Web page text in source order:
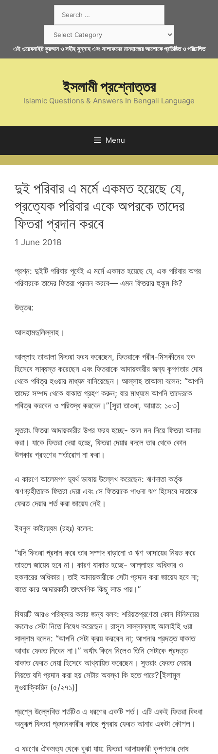
for:
এই ওয়েবসাইট কুরআন ও সহীহ সুন্নাহ এবং সালাফদের মানহাজের আলোকে প্রতিষ্ঠিত ও পরিচালিত
ইসলামী প্রশ্নোত্তর
Islamic Questions & Answers In Bengali Language
Menu
দুই পরিবার এ মর্মে একমত হয়েছে যে,
প্রত্যেক পরিবার একে অপরকে তাদের
ফিতরা প্রদান করবে
1 June 2018
প্রশ্ন: দুইটি পরিবার পূর্বেই এ মর্মে একমত হয়েছে যে, এক পরিবার অপর
পরিবারকে তাদের ফিতরা প্রদান করবে— এমন ফিতরার হুকুম কি?
উত্তর:
আলহামদুলিল্লাহ।
আল্লাহ তাআলা ফিতরা ফরয করেছেন, ফিতরাকে গরীব-মিসকীনের হক
হিসেবে সাব্যস্ত করেছেন এবং ফিতরাকে আদায়কারীর জন্য কৃপণতার দোষ
থেকে পবিত্র হওয়ার মাধ্যম বানিয়েছেন। আল্লাহ তাআলা বলেন: “আপনি
তাদের সম্পদ থেকে যাকাত গ্রহণ করুন; যার মাধ্যমে আপনি তাদেরকে
পবিত্র করবেন ও পরিশুদ্ধ করবেন।”[সূরা তাওবা, আয়াত: ১০৩]
সূতরাং ফিতরা আদায়কারীর উপর ফরয হচ্ছে- ভাল মন নিয়ে ফিতরা আদায়
করা। যাকে ফিতরা দেয়া হচ্ছে, ফিতরা দেয়ার বদলে তার থেকে কোন
উপকার গ্রহণের শর্তারোপ না করা।
এ কারণে আলেমগণ দ্ব্যর্থ ভাষায় উল্লেখ করেছেন: ঋণদাতা কর্তৃক
ঋণগ্রহীতাকে ফিতরা দেয়া এবং সে ফিতরাকে পাওনা ঋণ হিসেবে দাতাকে
ফেরত দেয়ার শর্ত করা জায়েয নেই।
ইবনুল কাইয়্যেম (রহঃ) বলেন:
“যদি ফিতরা প্রদান করে তার সম্পদ বাড়ানো ও ঋণ আদায়ের নিয়ত করে
তাহলে জায়েয হবে না। কারণ যাকাত হচ্ছে- আল্লাহর অধিকার ও
হকদারের অধিকার। তাই আদায়কারীকে সেটা প্রদান করা জায়েয হবে না;
যাতে করে আদায়কারী তাৎক্ষণিক কিছু লাভ পায়।”
বিষয়টি আরও পরিষ্কার করার জন্য বলব: শরিয়তপ্রণেতা কোন বিনিময়ের
বদলেও সেটা নিতে নিষেধ করেছেন। রাসূল সাল্লাল্লাহু আলাইহি ওয়া
সাল্লাম বলেন: “আপনি সেটা ক্রয় করবেন না; আপনার প্রদত্ত যাকাত
আবার ফেরত নিবেন না।” অর্থাৎ কিনে নিলেও তিনি সেটাকে প্রদত্ত
যাকাত ফেরত নেয়া হিসেবে আখ্যায়িত করেছেন। সুতরাং ফেরত নেয়ার
নিয়তে যদি প্রদান করা হয় সেটার অবস্থা কি হতে পারে?[ইলামুল
মুওয়াক্কিয়িন (৫/২৭১)]
প্রশ্নে উল্লেখিত শর্তটিও এ ধরণের একটি শর্ত। এটি একই ফিতরা কিংবা
অনুরূপ ফিতরা প্রদানকারীর কাছে পুনরায় ফেরত আনার একটা কৌশল।
এ ধরণের ঐকমত্য থেকে বুঝা যায়: ফিতরা আদায়কারী কৃপণতার দোষ